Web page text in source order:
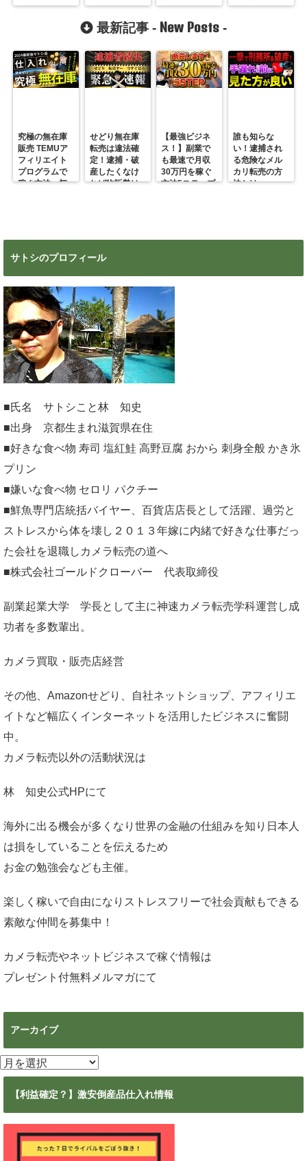
最新記事 - New Posts -
究極の無在庫
販売 TEMUア
フィリエイト
プログラムで
稼ぐ方法 初
せどり無在庫
転売は違法確
定！逮捕・破
産したくなけ
れば物販勢は
【最強ビジネ
ス！】副業で
も最速で月収
30万円を稼ぐ
方法5ステップ
誰も知らな
い！逮捕され
る危険なメル
カリ転売の方
法とは
サトシのプロフィール
■氏名 サトシこと林 知史
■出身 京都生まれ滋賀県在住
■好きな食べ物 寿司 塩紅鮭 高野豆腐 おから 刺身全般 かき氷
プリン
■嫌いな食べ物 セロリ パクチー
■鮮魚専門店統括バイヤー、百貨店店長として活躍、過労と
ストレスから体を壊し２０１３年嫁に内緒で好きな仕事だっ
た会社を退職しカメラ転売の道へ
■株式会社ゴールドクローバー 代表取締役
副業起業大学 学長として主に神速カメラ転売学科運営し成
功者を多数輩出。
カメラ買取・販売店経営
その他、Amazonせどり、自社ネットショップ、アフィリエ
イトなど幅広くインターネットを活用したビジネスに奮闘
中。
カメラ転売以外の活動状況は
林 知史公式HPにて
海外に出る機会が多くなり世界の金融の仕組みを知り日本人
は損をしていることを伝えるため
お金の勉強会なども主催。
楽しく稼いで自由になりストレスフリーで社会貢献もできる
素敵な仲間を募集中！
カメラ転売やネットビジネスで稼ぐ情報は
プレゼント付無料メルマガにて
アーカイブ
ア
ー
【利益確定？】激安倒産品仕入れ情報